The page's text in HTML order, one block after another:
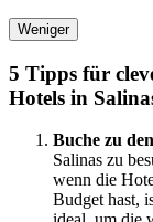
Weniger
5 Tipps für
Hotels in
Buche zu
Salinas zu
wenn die
Budget hast,